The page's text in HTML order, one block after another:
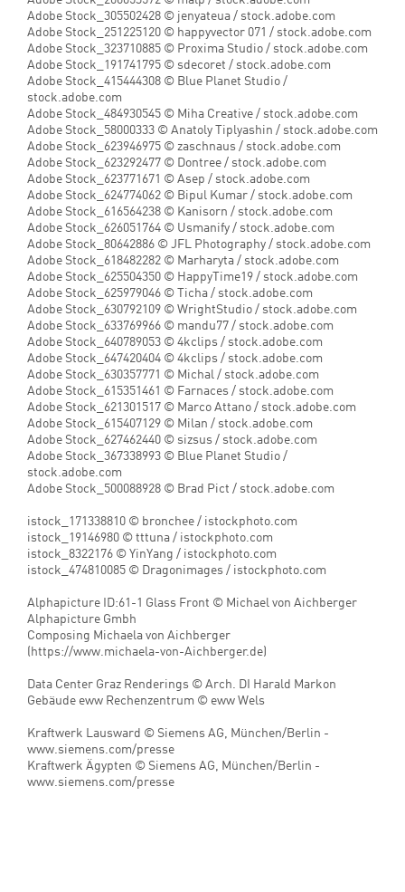
Adobe Stock_60533447 © frank peters / stock.adobe.com
Adobe Stock_60960489 © Sashkin / stock.adobe.com
Adobe Stock_206053572 © malp / stock.adobe.com
Adobe Stock_305502428 © jenyateua / stock.adobe.com
Adobe Stock_251225120 © happyvector 071 / stock.adobe.com
Adobe Stock_323710885 © Proxima Studio / stock.adobe.com
Adobe Stock_191741795 © sdecoret / stock.adobe.com
Adobe Stock_415444308 © Blue Planet Studio /
stock.adobe.com
Adobe Stock_484930545 © Miha Creative / stock.adobe.com
Adobe Stock_58000333 © Anatoly Tiplyashin / stock.adobe.com
Adobe Stock_623946975 © zaschnaus / stock.adobe.com
Adobe Stock_623292477 © Dontree / stock.adobe.com
Adobe Stock_623771671 © Asep / stock.adobe.com
Adobe Stock_624774062 © Bipul Kumar / stock.adobe.com
Adobe Stock_616564238 © Kanisorn / stock.adobe.com
Adobe Stock_626051764 © Usmanify / stock.adobe.com
Adobe Stock_80642886 © JFL Photography / stock.adobe.com
Adobe Stock_618482282 © Marharyta / stock.adobe.com
Adobe Stock_625504350 © HappyTime19 / stock.adobe.com
Adobe Stock_625979046 © Ticha / stock.adobe.com
Adobe Stock_630792109 © WrightStudio / stock.adobe.com
Adobe Stock_633769966 © mandu77 / stock.adobe.com
Adobe Stock_640789053 © 4kclips / stock.adobe.com
Adobe Stock_647420404 © 4kclips / stock.adobe.com
Adobe Stock_630357771 © Michal / stock.adobe.com
Adobe Stock_615351461 © Farnaces / stock.adobe.com
Adobe Stock_621301517 © Marco Attano / stock.adobe.com
Adobe Stock_615407129 © Milan / stock.adobe.com
Adobe Stock_627462440 © sizsus / stock.adobe.com
Adobe Stock_367338993 © Blue Planet Studio /
Adobe Stock_500088928 © Brad Pict / stock.adobe.com
istock_171338810 © bronchee / istockphoto.com
istock_19146980 © tttuna / istockphoto.com
istock_474810085 © Dragonimages / istockphoto.com
Alphapicture ID:61-1 Glass Front © Michael von Aichberger
Alphapicture Gmbh
(https://www.michaela-von-Aichberger.de)
Data Center Graz Renderings © Arch. DI Harald Markon
Gebäude eww Rechenzentrum © eww Wels
Kraftwerk Lausward © Siemens AG, München/Berlin -
www.siemens.com/presse